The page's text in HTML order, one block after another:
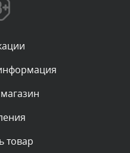
после проверки
товар